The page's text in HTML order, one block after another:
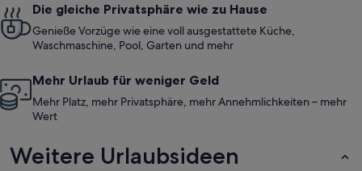
Die gleiche Privatsphäre wie zu Hause
Genieße Vorzüge wie eine voll ausgestattete Küche,
Waschmaschine, Pool, Garten und mehr
Mehr Urlaub für weniger Geld
Mehr Platz, mehr Privatsphäre, mehr Annehmlichkeiten – mehr
Wert
Weitere Urlaubsideen